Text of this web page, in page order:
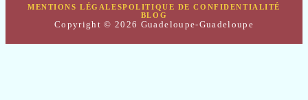
MENTIONS LÉGALESPOLITIQUE DE CONFIDENTIALITÉ
BLOG
Copyright © 2026 Guadeloupe-Guadeloupe